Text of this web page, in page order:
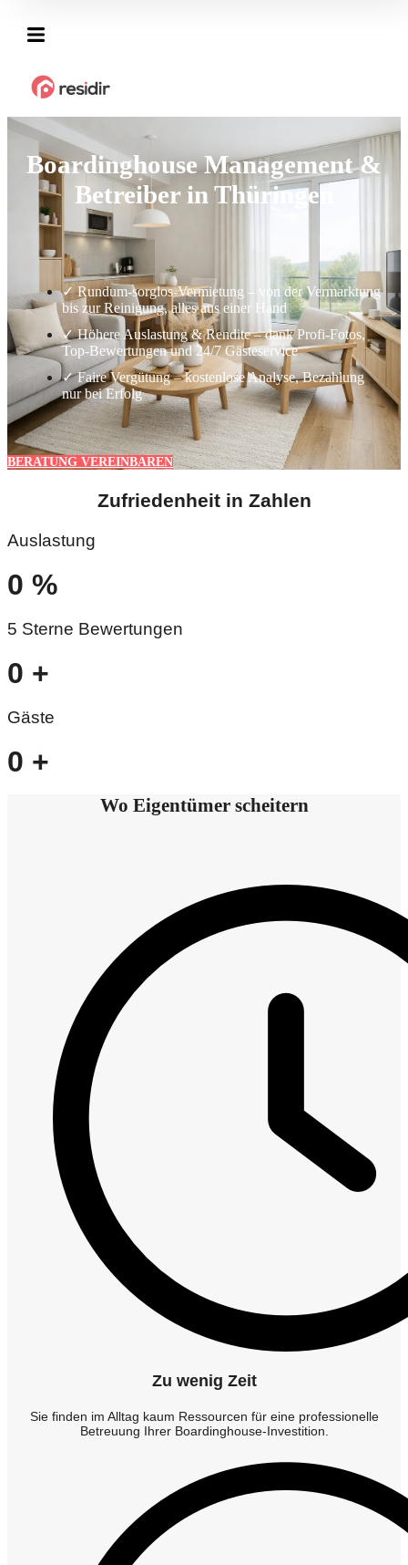
Boardinghouse Management &
Betreiber in Thüringen
✓ Rundum-sorglos-Vermietung – von der Vermarktung
bis zur Reinigung, alles aus einer Hand
✓ Höhere Auslastung & Rendite – dank Profi-Fotos,
Top-Bewertungen und 24/7 Gästeservice
✓ Faire Vergütung – kostenlose Analyse, Bezahlung
nur bei Erfolg
BERATUNG VEREINBAREN
Zufriedenheit in Zahlen
Auslastung
0 %
5 Sterne Bewertungen
0 +
Gäste
0 +
Wo Eigentümer scheitern
Zu wenig Zeit
Sie finden im Alltag kaum Ressourcen für eine professionelle
Betreuung Ihrer Boardinghouse-Investition.